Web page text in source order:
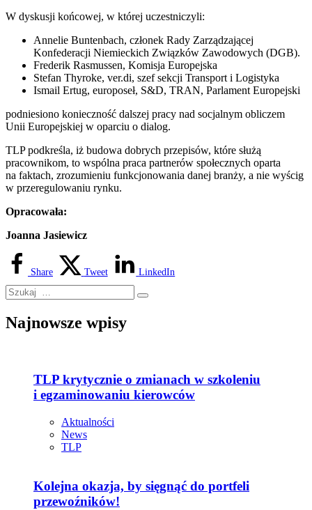
W dyskusji końcowej, w której uczestniczyli:
Annelie Buntenbach, członek Rady Zarządzającej
Konfederacji Niemieckich Związków Zawodowych (DGB).
Frederik Rasmussen, Komisja Europejska
Stefan Thyroke, ver.di, szef sekcji Transport i Logistyka
Ismail Ertug, europoseł, S&D, TRAN, Parlament Europejski
podniesiono konieczność dalszej pracy nad socjalnym obliczem
Unii Europejskiej w oparciu o dialog.
TLP podkreśla, iż budowa dobrych przepisów, które służą
pracownikom, to wspólna praca partnerów społecznych oparta
na faktach, zrozumieniu funkcjonowania danej branży, a nie wyścig
w przeregulowaniu rynku.
Opracowała:
Joanna Jasiewicz
Share Tweet LinkedIn
Najnowsze wpisy
TLP krytycznie o zmianach w szkoleniu
i egzaminowaniu kierowców
Aktualności
News
TLP
Kolejna okazja, by sięgnąć do portfeli
przewoźników!